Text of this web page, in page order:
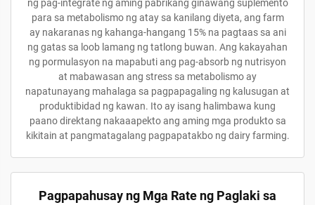
ng pag-integrate ng aming pabrikang ginawang suplemento
para sa metabolismo ng atay sa kanilang diyeta, ang farm
ay nakaranas ng kahanga-hangang 15% na pagtaas sa ani
ng gatas sa loob lamang ng tatlong buwan. Ang kakayahan
ng pormulasyon na mapabuti ang pag-absorb ng nutrisyon
at mabawasan ang stress sa metabolismo ay
napatunayang mahalaga sa pagpapagaling ng kalusugan at
produktibidad ng kawan. Ito ay isang halimbawa kung
paano direktang nakaaapekto ang aming mga produkto sa
kikitain at pangmatagalang pagpapatakbo ng dairy farming.
Pagpapahusay ng Mga Rate ng Paglaki sa